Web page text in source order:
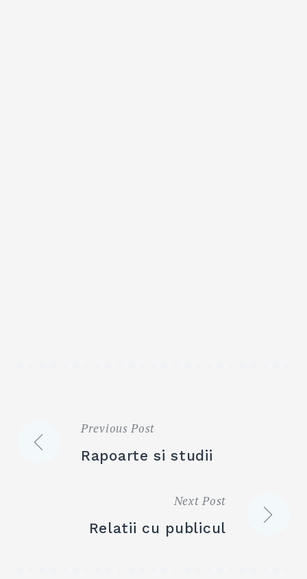
Navigare
Previous Post
Rapoarte si studii
Next Post
Relatii cu publicul